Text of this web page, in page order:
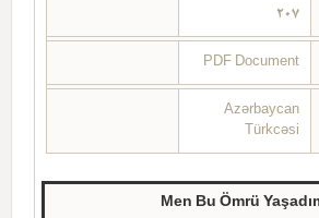
207
PDF Document
Azərbaycan
Türkcəsi
Men Bu Ömrü